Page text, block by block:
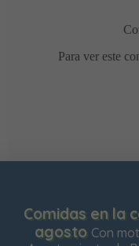
fiestas de
de agosto, el
Usamos cookies
navegación en